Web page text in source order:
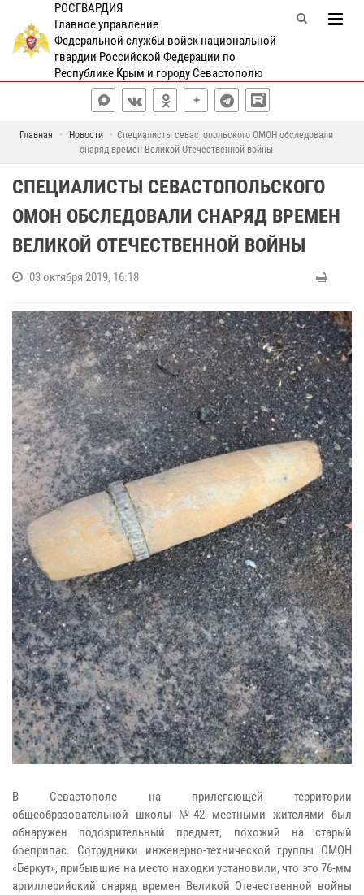
РОСГВАРДИЯ
Главное управление
Федеральной службы войск национальной
гвардии Российской Федерации по
Республике Крым и городу Севастополю
Главная Новости
Специалисты севастопольского ОМОН обследовали
снаряд времен Великой Отечественной войны
СПЕЦИАЛИСТЫ СЕВАСТОПОЛЬСКОГО
ОМОН ОБСЛЕДОВАЛИ СНАРЯД ВРЕМЕН
ВЕЛИКОЙ ОТЕЧЕСТВЕННОЙ ВОЙНЫ
03 октября 2019, 16:18
В Севастополе на прилегающей территории
общеобразовательной школы №42 местными жителями был
обнаружен подозрительный предмет, похожий на старый
боеприпас. Сотрудники инженерно-технической группы ОМОН
«Беркут», прибывшие на место находки установили, что это 76-мм
артиллерийский снаряд времен Великой Отечественной войны